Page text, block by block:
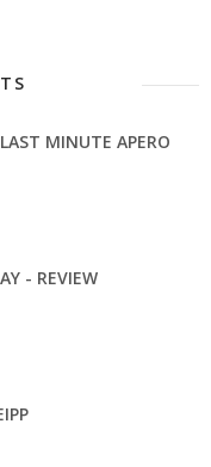
MINUTE APERO
- REVIEW